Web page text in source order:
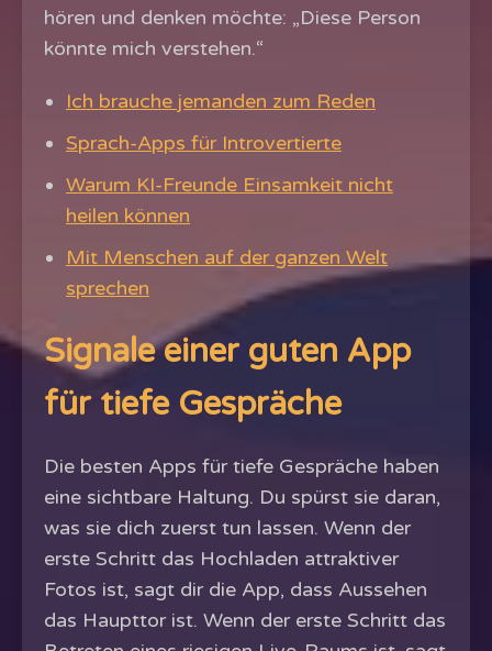
hören und denken möchte: „Diese Person
könnte mich verstehen.“
Ich brauche jemanden zum Reden
Sprach-Apps für Introvertierte
Warum KI-Freunde Einsamkeit nicht
heilen können
Mit Menschen auf der ganzen Welt
sprechen
Signale einer guten App
für tiefe Gespräche
Die besten Apps für tiefe Gespräche haben
eine sichtbare Haltung. Du spürst sie daran,
was sie dich zuerst tun lassen. Wenn der
erste Schritt das Hochladen attraktiver
Fotos ist, sagt dir die App, dass Aussehen
das Haupttor ist. Wenn der erste Schritt das